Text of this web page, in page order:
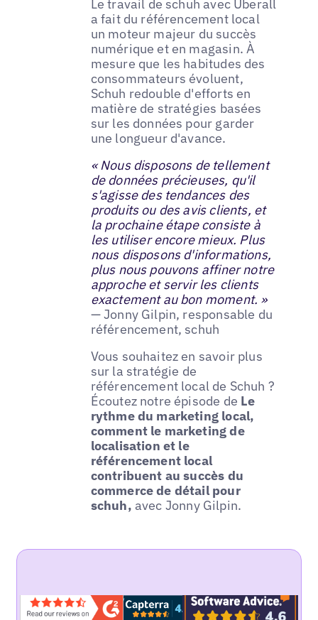
Le travail de schuh avec Uberall
a fait du référencement local
un moteur majeur du succès
numérique et en magasin. À
mesure que les habitudes des
consommateurs évoluent,
Schuh redouble d'efforts en
matière de stratégies basées
sur les données pour garder
une longueur d'avance.
« Nous disposons de tellement
de données précieuses, qu'il
s'agisse des tendances des
produits ou des avis clients, et
la prochaine étape consiste à
les utiliser encore mieux. Plus
nous disposons d'informations,
plus nous pouvons affiner notre
approche et servir les clients
exactement au bon moment. »
— Jonny Gilpin, responsable du
référencement, schuh
Vous souhaitez en savoir plus
sur la stratégie de
référencement local de Schuh ?
Écoutez notre épisode de Le
rythme du marketing local,
comment le marketing de
localisation et le
référencement local
contribuent au succès du
commerce de détail pour
schuh, avec Jonny Gilpin.